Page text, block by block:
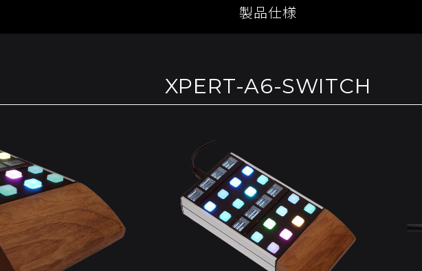
製品仕様
XPERT-A6-SWITCH